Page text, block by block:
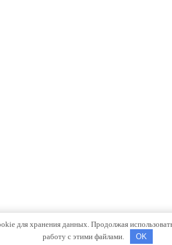
для хранения данных. Продолжая
работу с этими файлами.
OK